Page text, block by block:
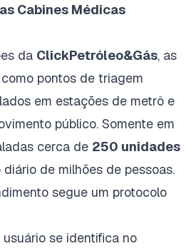
Cabines Médicas
da ClickPetróleo&Gás, as
pontos de triagem
em estações de metrô e
público. Somente em
cerca de 250 unidades
de milhões de pessoas.
segue um protocolo
usuário se identifica no